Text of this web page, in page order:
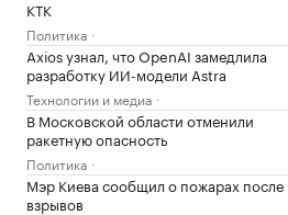
КТК
Политика
Axios узнал, что OpenAI замедлила
разработку ИИ-модели Astra
Технологии и медиа
В Московской области отменили
ракетную опасность
Политика
Мэр Киева сообщил о пожарах после
взрывов